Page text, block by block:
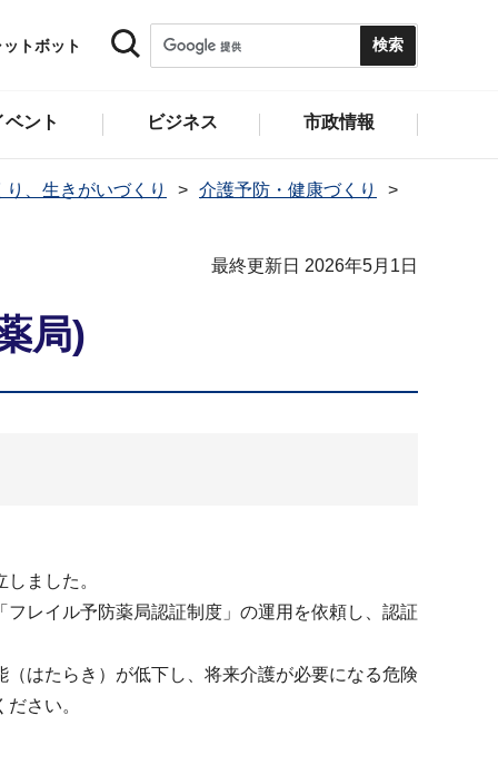
トボット
ント ビジネス 市政情報
、生きがいづくり 介護予防・健康づくり
最終更新日 2026年5月1日
局)
ました。
レイル予防薬局認証制度」の運用を依頼し、認証
はたらき）が低下し、将来介護が必要になる危険
さい。